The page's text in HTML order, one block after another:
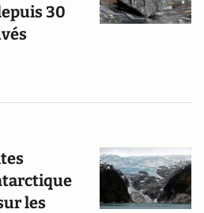
30
les